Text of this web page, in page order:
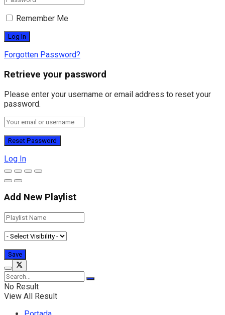
Remember Me
Forgotten Password?
Retrieve your password
Please enter your username or email address to reset your
password.
Log In
Add New Playlist
No Result
View All Result